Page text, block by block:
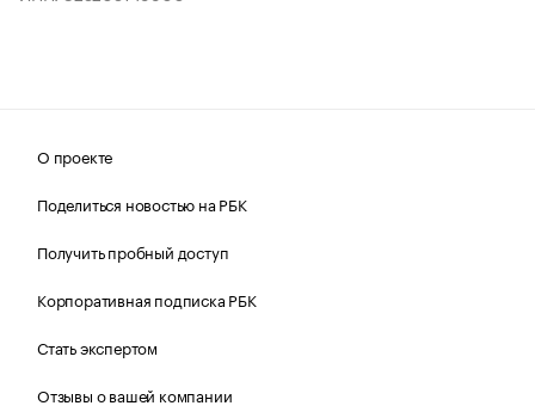
О проекте
Поделиться новостью на РБК
Получить пробный доступ
Корпоративная подписка РБК
Стать экспертом
Отзывы о вашей компании